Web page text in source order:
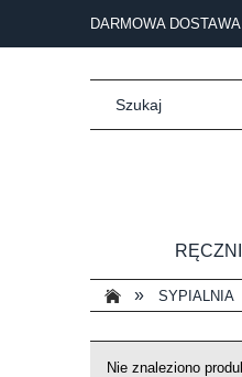
DARMOWA
» SYPIALNIA
Nie znaleziono